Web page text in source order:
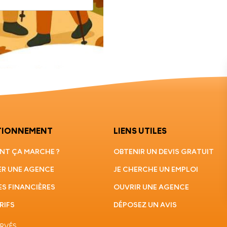
ÇA MARCHE ?
UNE AGENCE
FINANCIÈRES
LIENS UTILES
OBTENIR UN DEVIS GRATUIT
JE CHERCHE UN EMPLOI
OUVRIR UNE AGENCE
DÉPOSEZ UN AVIS